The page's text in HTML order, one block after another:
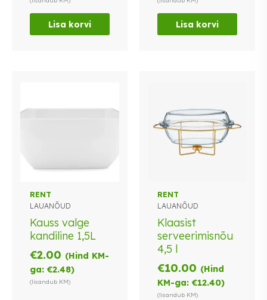
Lisa korvi Lisa korvi
RENT
LAUANÕUD
Kauss valge
kandiline 1,5L
€2.00 (Hind KM-
ga:€2.48)
(lisandub KM)
RENT
LAUANÕUD
Klaasist
serveerimisnõu
4,5 l
€10.00 (Hind
KM-ga:€12.40)
(lisandub KM)